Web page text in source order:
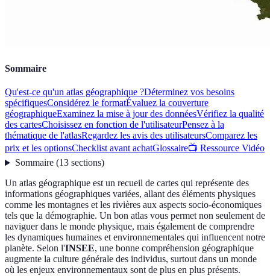
Sommaire
Qu'est-ce qu'un atlas géographique ?Déterminez vos besoins
spécifiquesConsidérez le formatÉvaluez la couverture
géographiqueExaminez la mise à jour des donnéesVérifiez la qualité
des cartesChoisissez en fonction de l'utilisateurPensez à la
thématique de l'atlasRegardez les avis des utilisateursComparez les
prix et les optionsChecklist avant achatGlossaire📺 Ressource Vidéo
Sommaire(13 sections)
Un atlas géographique est un recueil de cartes qui représente des
informations géographiques variées, allant des éléments physiques
comme les montagnes et les rivières aux aspects socio-économiques
tels que la démographie. Un bon atlas vous permet non seulement de
naviguer dans le monde physique, mais également de comprendre
les dynamiques humaines et environnementales qui influencent notre
planète. Selon l'INSEE, une bonne compréhension géographique
augmente la culture générale des individus, surtout dans un monde
où les enjeux environnementaux sont de plus en plus présents.